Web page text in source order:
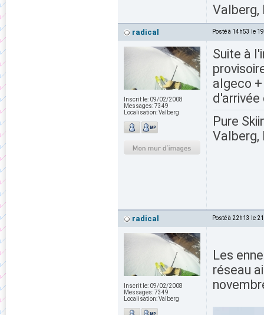
Valberg,
radical Posté à 14h53 le
Inscrit le: 09/02/2008
Messages:7349
Localisation:Valberg
Suite à
algeco
Pure
Valberg,
radical Posté à 22h13 le
Inscrit le: 09/02/2008
Messages:7349
Localisation:Valberg
Les
réseau